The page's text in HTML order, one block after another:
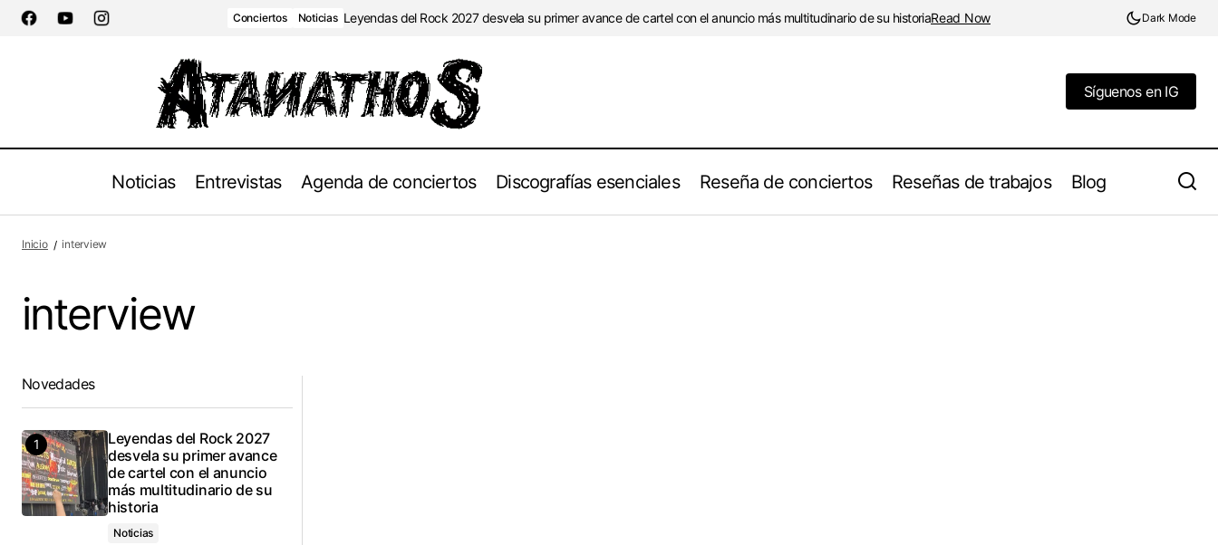
Conciertos Noticias Leyendas del Rock 2027 desvela su primer avance de cartel con el anuncio más multitudinario de su historiaRead Now Dark Mode
Síguenos en IG
Noticias Entrevistas Agenda de conciertos Discografías esenciales Reseña de conciertos Reseñas de trabajos Blog
Inicio interview
interview
Novedades
Leyendas del Rock 2027
desvela su primer avance
de cartel con el anuncio
más multitudinario de su
historia
Noticias